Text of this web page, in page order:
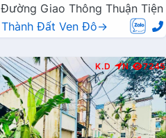
Đường Giao Thông Thuận Tiện
Thành Đất Ven Đô→
K.D N 7245